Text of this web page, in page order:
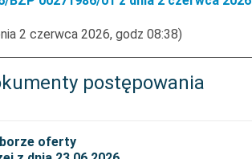
2 czerwca 2026, godz 08:38)
postępowania
oferty